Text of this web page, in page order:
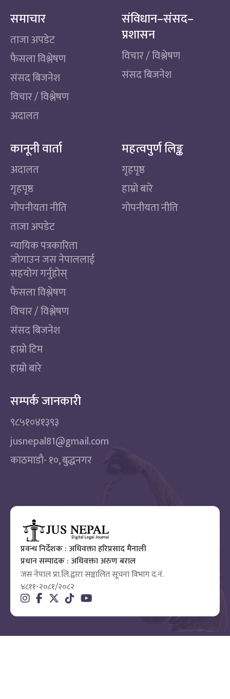
समाचार
ताजा अपडेट
फैसला विश्लेषण
संसद बिजनेश
विचार / विश्लेषण
अदालत
संविधान–संसद–
प्रशासन
विचार / विश्लेषण
संसद बिजनेश
कानूनी वार्ता
अदालत
गृहपृष्ठ
गोपनीयता नीति
ताजा अपडेट
न्यायिक पत्रकारिता
जोगाउन जस नेपाललाई
सहयोग गर्नुहोस्
फैसला विश्लेषण
विचार / विश्लेषण
संसद बिजनेश
हाम्रो टिम
हाम्रो बारे
महत्वपुर्ण लिङ्क
गृहपृष्ठ
हाम्रो बारे
गोपनीयता नीति
सम्पर्क जानकारी
९८५१०४१३९३
jusnepal81@gmail.com
काठमाडाै‌- १०, बुद्धनगर
प्रवन्ध निर्देशक : अधिवक्ता हरिप्रसाद मैनाली
प्रधान सम्पादक : अधिवक्ता अरुण बराल
जस नेपाल प्रा.लि.द्वारा सञ्चालित सूचना विभाग द.नं.
४८११-२०८१/२०८२